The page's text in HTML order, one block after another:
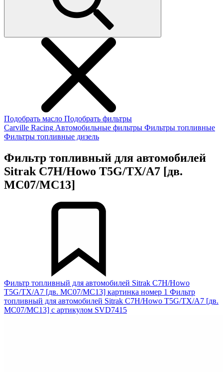
Подобрать масло Подобрать фильтры
Carville Racing Автомобильные фильтры Фильтры топливные
Фильтры топливные дизель
Фильтр топливный для автомобилей
Sitrak C7H/Howo T5G/TX/A7 [дв.
MC07/MC13]
Фильтр топливный для автомобилей Sitrak C7H/Howo
T5G/TX/A7 [дв. MC07/MC13] картинка номер 1 Фильтр
топливный для автомобилей Sitrak C7H/Howo T5G/TX/A7 [дв.
MC07/MC13] с артикулом SVD7415